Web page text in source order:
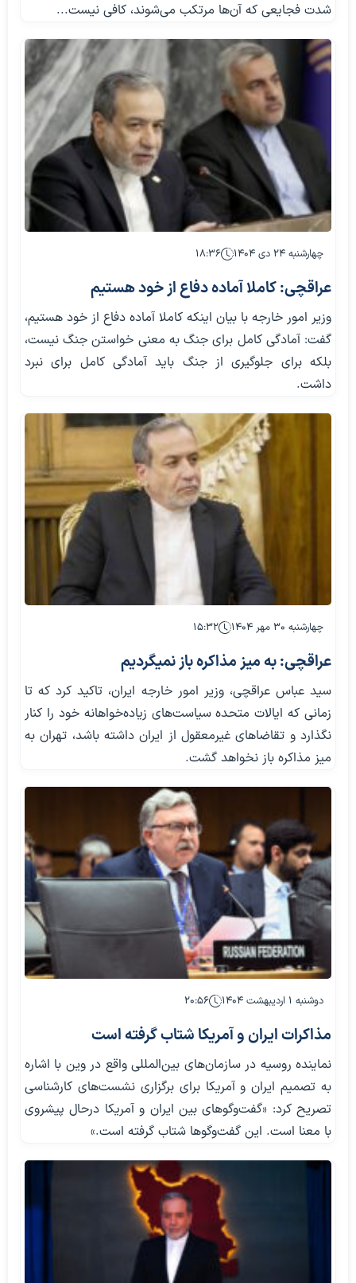
شدت فجایعی که آن‌ها مرتکب می‌شوند، کافی نیست...
چهارشنبه ۲۴ دی ۱۴۰۴ ۱۸:۳۶
عراقچی: کاملا آماده دفاع از خود هستیم
وزیر امور خارجه با بیان اینکه کاملا آماده دفاع از خود هستیم،
گفت: آمادگی کامل برای جنگ به معنی خواستن جنگ نیست،
بلکه برای جلوگیری از جنگ باید آمادگی کامل برای نبرد
داشت.
چهارشنبه ۳۰ مهر ۱۴۰۴ ۱۵:۳۲
عراقچی: به میز مذاکره باز نمیگردیم
سید عباس عراقچی، وزیر امور خارجه ایران، تاکید کرد که تا
زمانی که ایالات متحده سیاست‌های زیاده‌خواهانه خود را کنار
نگذارد و تقاضاهای غیرمعقول از ایران داشته باشد، تهران به
میز مذاکره باز نخواهد گشت.
دوشنبه ۱ اردیبهشت ۱۴۰۴ ۲۰:۵۶
مذاکرات ایران و آمریکا شتاب گرفته است
نماینده روسیه در سازمان‌های بین‌المللی واقع در وین با اشاره
به تصمیم ایران و آمریکا برای برگزاری نشست‌های کارشناسی
تصریح کرد: «گفت‌وگوهای بین ایران و آمریکا درحال پیشروی
با معنا است. این گفت‌وگوها شتاب گرفته است.»